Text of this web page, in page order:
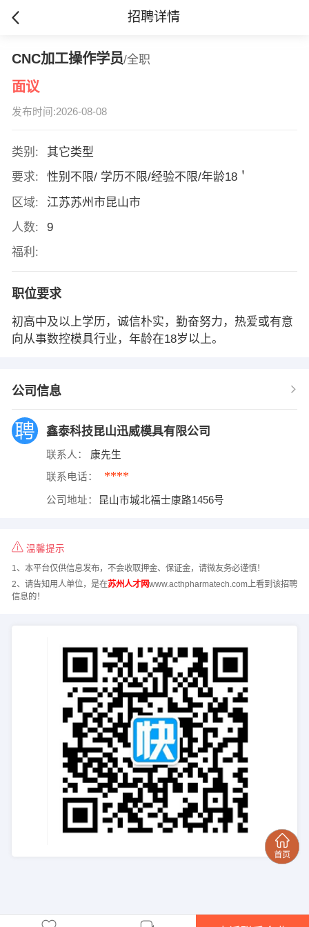
招聘详情
CNC加工操作学员/全职
面议
发布时间:2026-08-08
类别:
其它类型
要求:
性别不限/ 学历不限/经验不限/年龄18＇
区域:
江苏苏州市昆山市
人数:
9
福利:
职位要求
初高中及以上学历，诚信朴实，勤奋努力，热爱或有意
向从事数控模具行业，年龄在18岁以上。
公司信息
鑫泰科技昆山迅威模具有限公司
联系人： 康先生
联系电话： ****
公司地址： 昆山市城北福士康路1456号
温馨提示
1、本平台仅供信息发布，不会收取押金、保证金，请微友务必谨慎！
2、请告知用人单位，是在苏州人才网www.acthpharmatech.com上看到该招聘
信息的！